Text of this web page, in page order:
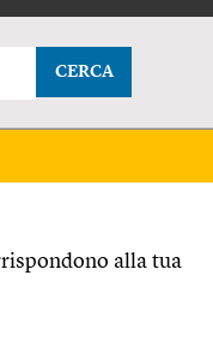
CERCA
alla tua